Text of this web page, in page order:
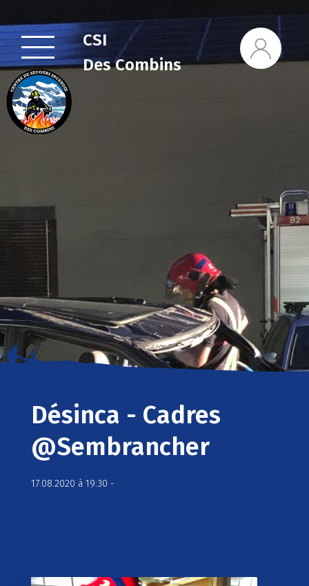
CSI
Des Combins
Désinca - Cadres
@Sembrancher
17.08.2020 à 19:30 -